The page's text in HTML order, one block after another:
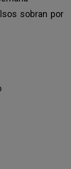
ѕоbrаn роr